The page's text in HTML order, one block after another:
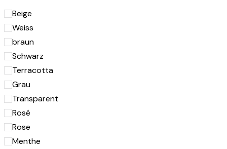
Beige
Weiss
braun
Schwarz
Terracotta
Grau
Transparent
Rosé
Rose
Menthe